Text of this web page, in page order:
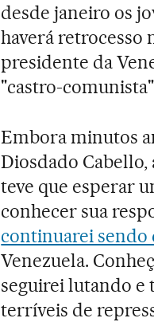
desde janeiro os
haverá retrocesso
presidente da
"castro-
Embora minutos
Diosdado Cabello,
teve que esperar
conhecer sua
continuarei sendo
Venezuela.
seguirei lutando e
terríveis de